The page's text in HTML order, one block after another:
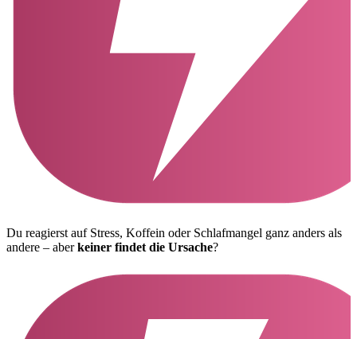
Du reagierst auf Stress, Koffein oder Schlafmangel ganz anders als
andere – aberkeiner findet die Ursache?